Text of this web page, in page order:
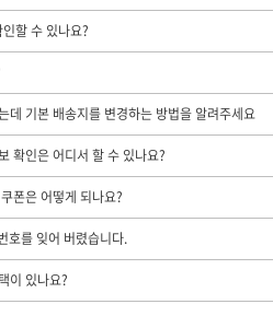
할 수 있나요?
데 기본 배송지를 변경하는 방법을 알려주세요
확인은 어디서 할 수 있나요?
폰은 어떻게 되나요?
호를 잊어 버렸습니다.
이 있나요?